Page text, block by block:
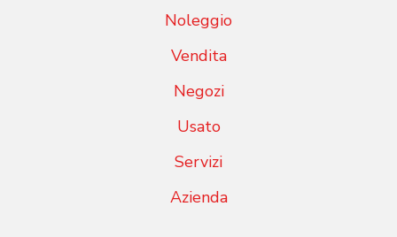
Noleggio
Vendita
Negozi
Usato
Servizi
Azienda